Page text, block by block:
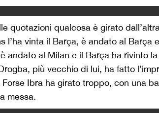
quotazioni qualcosa è girato
l’ha vinta il Barça, è andato al Barça
andato al Milan e il Barça ha rivinto
più vecchio di lui, ha fatto
Ibra ha girato troppo, con una
messa.